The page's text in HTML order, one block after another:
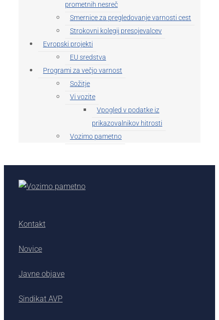
prometnih nesreč
Smernice za pregledovanje varnosti cest
Strokovni kolegij presojevalcev
Evropski projekti
EU sredstva
Programi za večjo varnost
Sožitje
Vi vozite
Vpogled v podatke iz
prikazovalnikov hitrosti
Vozimo pametno
Kontakt
Novice
Javne objave
Sindikat AVP